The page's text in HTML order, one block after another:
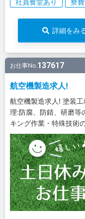
社員食堂あり 寮
詳細をみ
お仕事No.137617
航空機製造求人!
航空機製造求人! 塗装
理:防腐、防錆、研磨等
キング作業・特殊技術